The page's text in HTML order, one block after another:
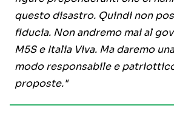
questo disastro. Quindi non
fiducia. Non andremo mai al
M5S e Italia Viva. Ma daremo
modo responsabile e
proposte."